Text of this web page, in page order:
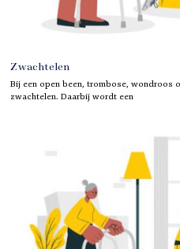
Zwachtelen
Bij een open been, trombose, wondroos
zwachtelen. Daarbij wordt een